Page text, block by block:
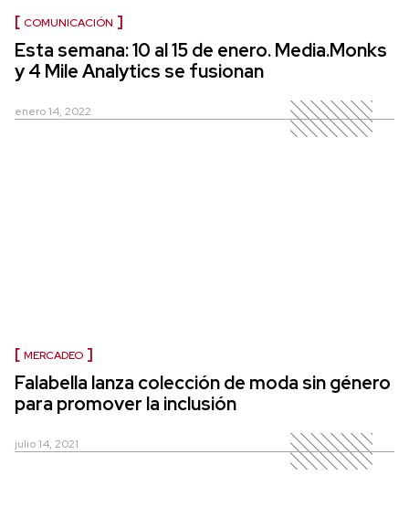
COMUNICACIÓN
Esta semana: 10 al 15 de enero. Media.Monks
y 4 Mile Analytics se fusionan
enero 14, 2022
MERCADEO
Falabella lanza colección de moda sin género
para promover la inclusión
julio 14, 2021